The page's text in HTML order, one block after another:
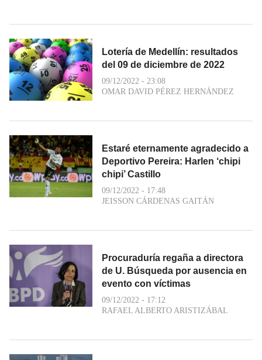
Lotería de Medellín: resultados
del 09 de diciembre de 2022
09/12/2022 - 23:08
OMAR DAVID PÉREZ HERNÁNDEZ
Estaré eternamente agradecido a
Deportivo Pereira: Harlen ‘chipi
chipi’ Castillo
09/12/2022 - 17:48
JEISSON CÁRDENAS GAITÁN
Procuraduría regaña a directora
de U. Búsqueda por ausencia en
evento con víctimas
09/12/2022 - 17:12
RAFAEL ALBERTO ARISTIZÁBAL